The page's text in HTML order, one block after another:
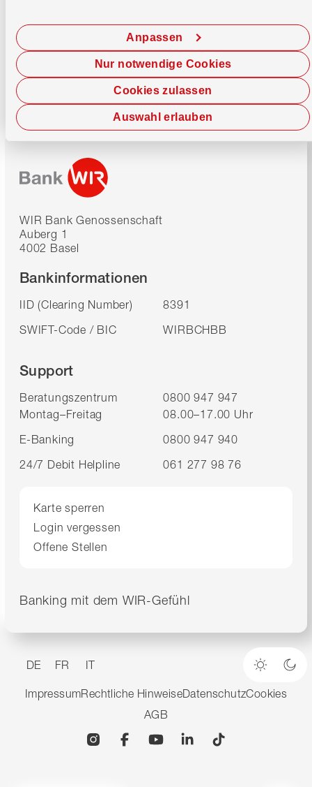
Cookies zulassen
Anpassen
Auswahl erlauben
Nur notwendige Cookies
Jetzt chatten
WIR Bank Genossenschaft
Auberg 1
4002 Basel
Bankinformationen
IID (Clearing Number)
8391
SWIFT-Code / BIC
WIRBCHBB
Support
Beratungszentrum
0800 947 947
Montag–Freitag
08.00–17.00 Uhr
E-Banking
0800 947 940
24/7 Debit Helpline
061 277 98 76
Karte sperren
Login vergessen
Offene Stellen
Banking mit dem WIR-Gefühl
DE FR IT
Heller
ImpressumRechtliche HinweiseDatenschutzCookies
AGB
InstagramFacebookYouTubeLinkedin